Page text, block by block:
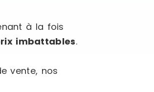
à la fois
imbattables.
vente, nos